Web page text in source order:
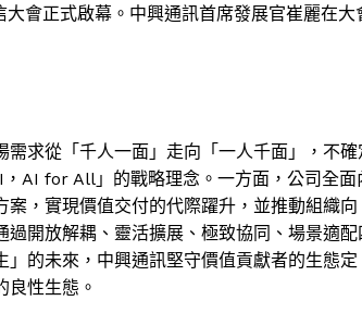
會正式啟幕。中興通訊首席發展官崔麗在大
求從「千人一面」走向「一人千面」，不確
AI for All」的戰略理念。一方面，公司全面
，實現價值交付的代際躍升，並推動組織向
過開放解耦、靈活擴展、極致協同、場景適配
的未來，中興通訊堅守價值貢獻者的生態定
性生態。